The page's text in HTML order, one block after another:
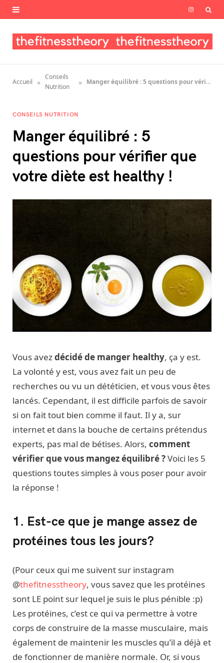
I
s
a
m
Accueil »
Conseils
Nutrition
» Manger équilibré : 5 questions pour vérifier que votre diète est healthy !
CONSEILS NUTRITION
Manger équilibré : 5
questions pour vérifier que
votre diète est healthy !
Vous avezdécidé de manger healthy, ça y est.
La volonté y est, vous avez fait un peu de
recherches ou vu un dététicien, et vous vous êtes
lancés. Cependant, il est difficile parfois de savoir
si on fait tout bien comme il faut. Il y a, sur
internet et dans la bouche de certains prétendus
experts, pas mal de bétises. Alors, comment
vérifier que vous mangez équilibré ?Voici les 5
questions toutes simples à vous poser pour avoir
la réponse !
1. Est-ce que je mange assez de
protéines tous les jours?
(Pour ceux qui me suivent sur instagram
@thefitnesstheory, vous savez que les protéines
sont LE point sur lequel je suis le plus pénible :p)
Les protéines, c’est ce qui va permettre à votre
corps de construire de la masse musculaire, mais
également de maintenir les muscles qu’il a déjà et
de fonctionner de manière normale. Or, si vous